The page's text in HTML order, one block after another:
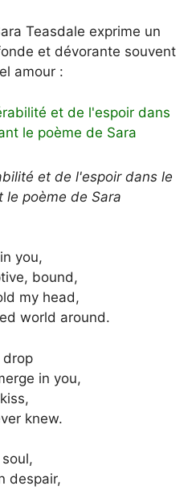
Teasdale exprime un
et dévorante souvent
amour :
et de l'espoir dans le
le poème de Sara
you,
bound,
my head,
world around.
drop
in you,
knew.
despair,